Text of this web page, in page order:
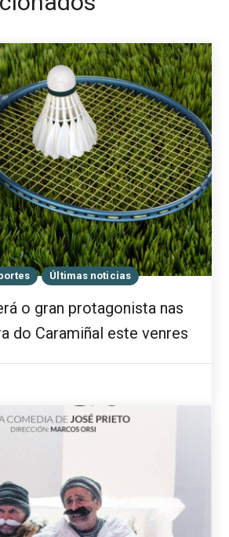
Últimas noticias
o gran protagonista nas
do Caramiñal este venres